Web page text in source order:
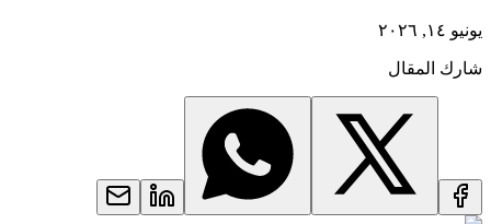
يونيو ١٤, ٢٠٢٦
شارك المقال